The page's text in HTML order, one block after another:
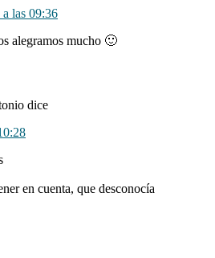
las 09:36
alegramos mucho 🙂
dice
en cuenta, que desconocía